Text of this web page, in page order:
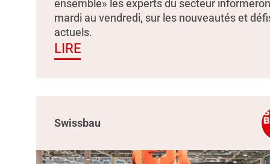
ensemble» les experts du secteur
mardi au vendredi, sur les nouveautés et
actuels.
LIRE
Swissbau